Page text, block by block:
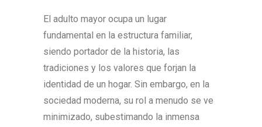
El adulto mayor ocupa un lugar
fundamental en la estructura familiar,
siendo portador de la historia, las
tradiciones y los valores que forjan la
identidad de un hogar. Sin embargo, en la
sociedad moderna, su rol a menudo se ve
minimizado, subestimando la inmensa